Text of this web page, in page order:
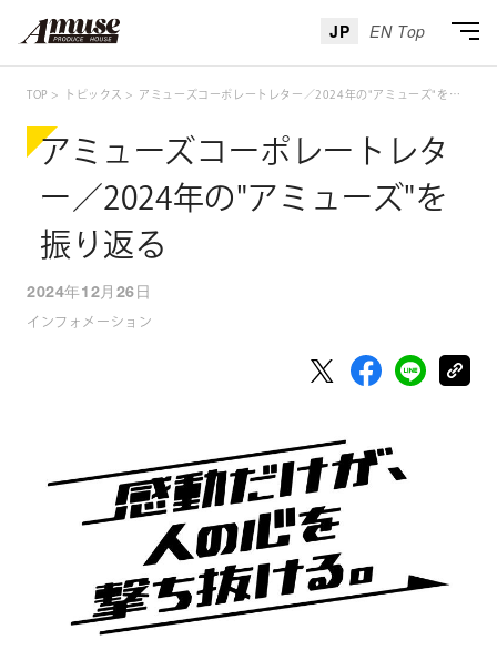
JP EN Top
CONTACT お問い合わせ
個人のお客様
法人のお客様
TOP トピックス アミューズコーポレートレター／2024年の"アミューズ"を振り返る
アミューズコーポレートレタ
ー／2024年の"アミューズ"を
振り返る
2024年12月26日
インフォメーション